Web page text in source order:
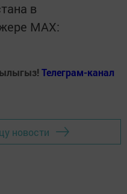
в
MАХ:
Телеграм-канал
новости